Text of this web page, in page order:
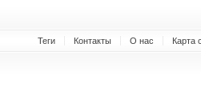
Теги Контакты О нас Карта